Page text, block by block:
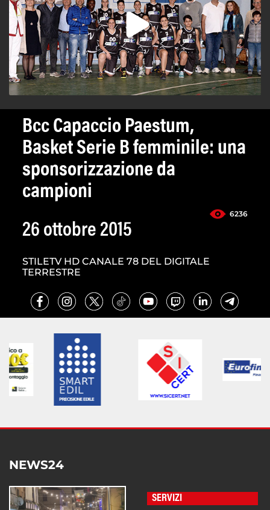
Bcc Capaccio Paestum,
Basket Serie B femminile: una
sponsorizzazione da
campioni
6236
26 ottobre 2015
STILETV HD CANALE 78 DEL DIGITALE
TERRESTRE
NEWS24
SERVIZI